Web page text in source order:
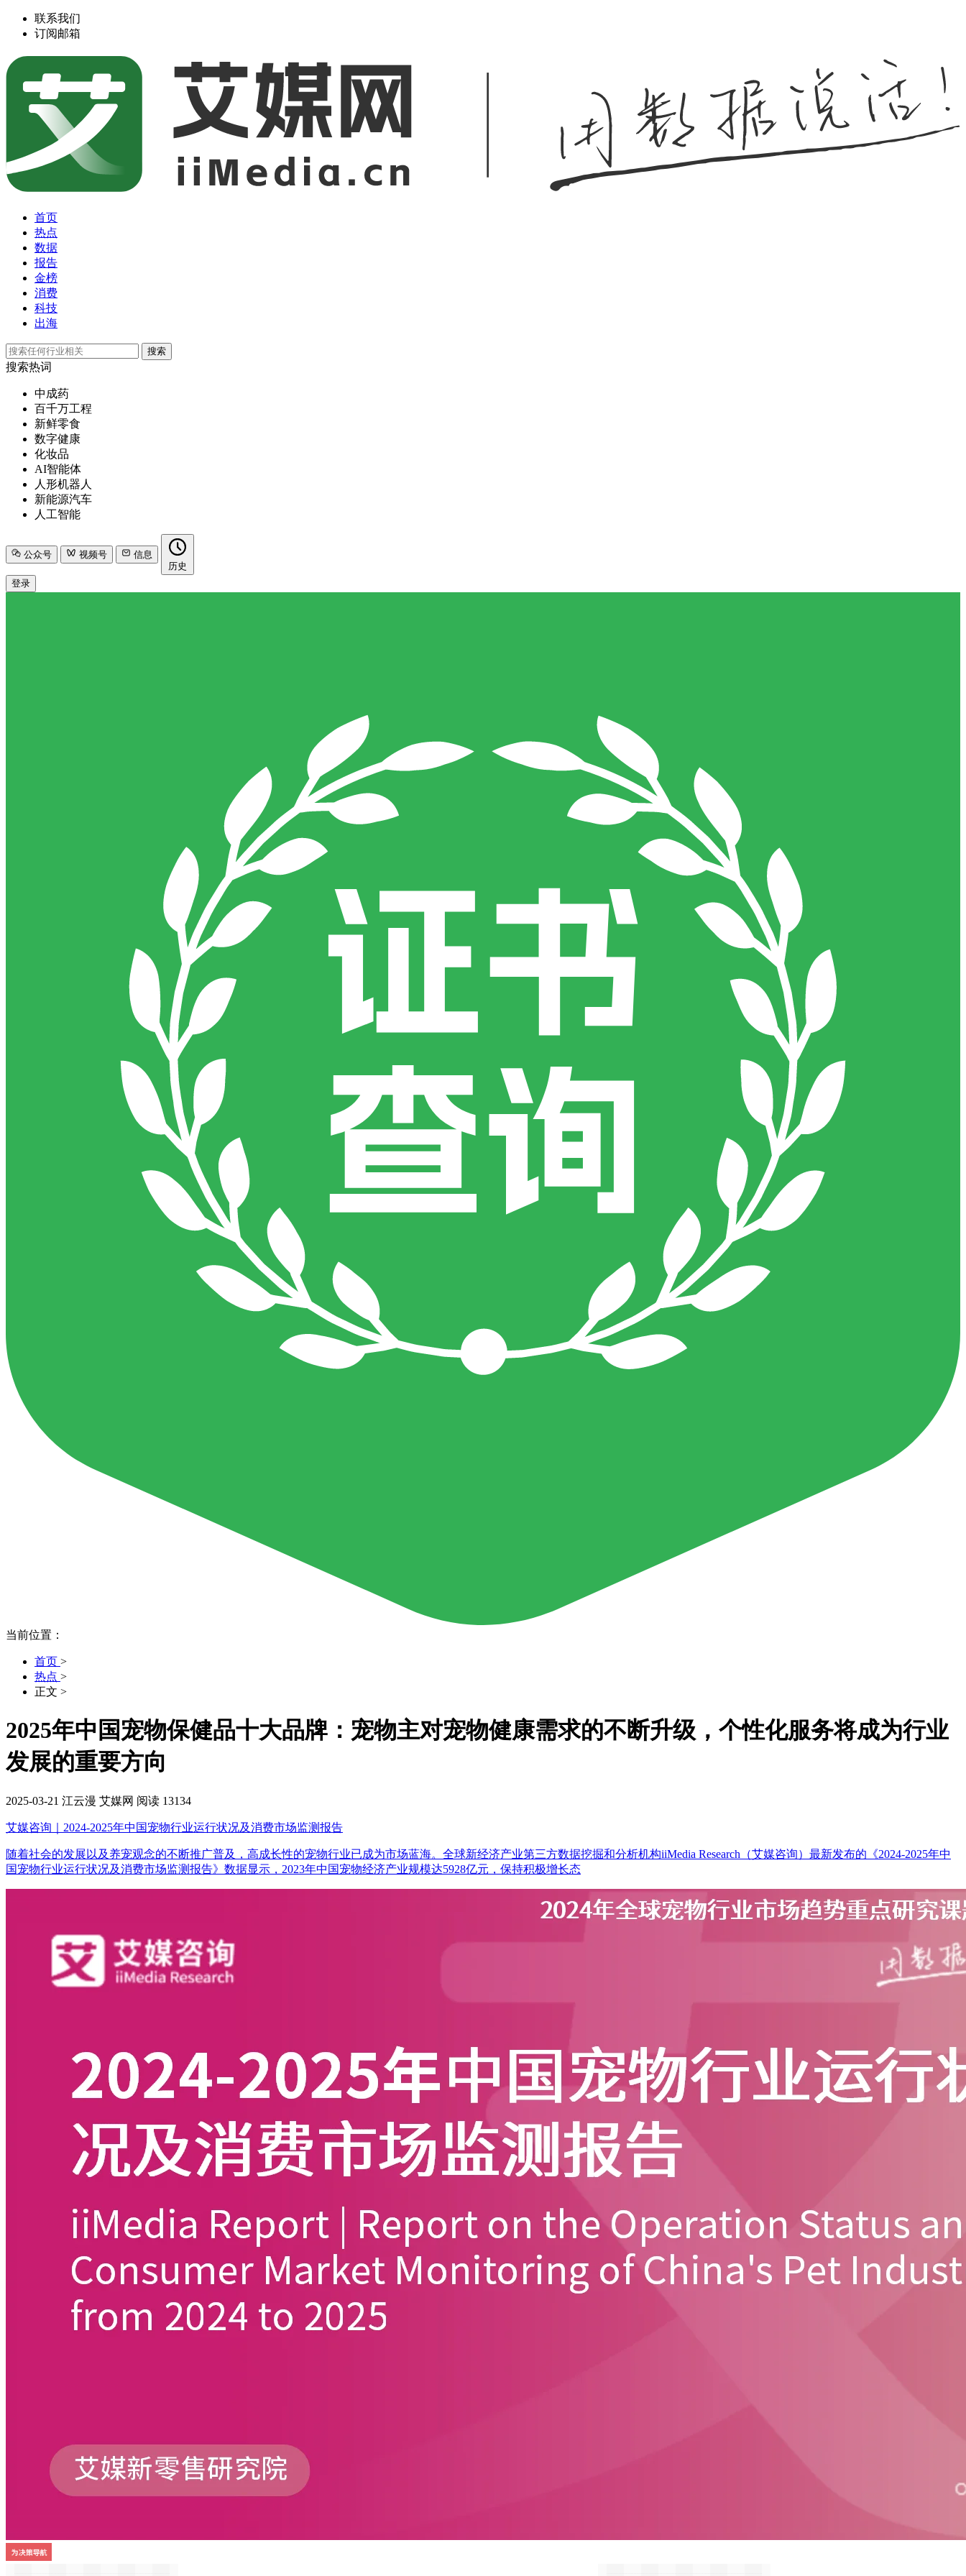
联系我们
订阅邮箱
首页
热点
数据
报告
金榜
消费
科技
出海
搜索
搜索热词
中成药
百千万工程
新鲜零食
数字健康
化妆品
AI智能体
人形机器人
新能源汽车
人工智能
公众号 视频号
信息
历史
登录
当前位置：
首页 >
热点 >
正文 >
2025年中国宠物保健品十大品牌：宠物主对宠物健康需求的不断升级，个性化服务将成为行业
发展的重要方向
2025-03-21 江云漫 艾媒网 阅读 13134
艾媒咨询｜2024-2025年中国宠物行业运行状况及消费市场监测报告
随着社会的发展以及养宠观念的不断推广普及，高成长性的宠物行业已成为市场蓝海。全球新经济产业第三方数据挖掘和分析机构iiMedia Research（艾媒咨询）最新发布的《2024-2025年中
国宠物行业运行状况及消费市场监测报告》数据显示，2023年中国宠物经济产业规模达5928亿元，保持积极增长态